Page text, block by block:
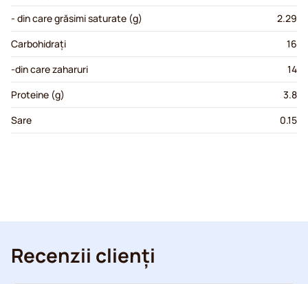
- din care grăsimi saturate (g)
2.29
Carbohidrați
16
-din care zaharuri
14
Proteine (g)
3.8
Sare
0.15
Recenzii clienți